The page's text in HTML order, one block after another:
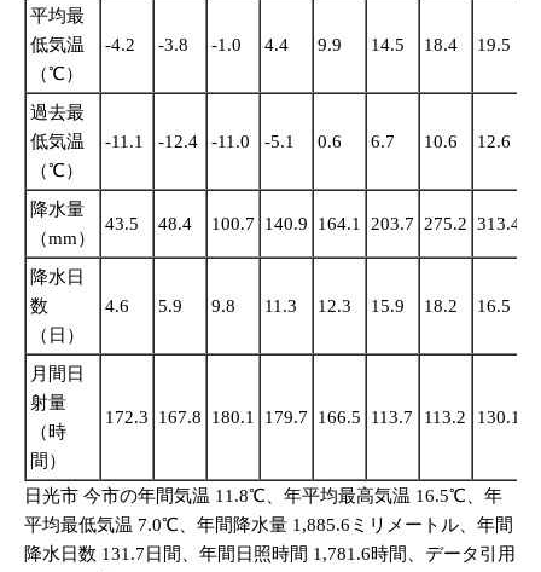
平均最
低気温
（℃）
-4.2 -3.8 -1.0 4.4 9.9 14.5 18.4 19.5
過去最
低気温
（℃）
-11.1 -12.4 -11.0 -5.1 0.6 6.7 10.6 12.6
降水量
（mm）
43.5 48.4 100.7 140.9 164.1 203.7 275.2 313.4
降水日
数
（日）
4.6 5.9 9.8 11.3 12.3 15.9 18.2 16.5
月間日
射量
（時
間）
172.3 167.8 180.1 179.7 166.5 113.7 113.2 130.1
日光市 今市の年間気温 11.8℃、年平均最高気温 16.5℃、年
平均最低気温 7.0℃、年間降水量 1,885.6ミリメートル、年間
降水日数 131.7日間、年間日照時間 1,781.6時間、データ引用